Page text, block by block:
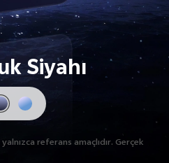
Siyahı
referans amaçlıdır. Gerçek